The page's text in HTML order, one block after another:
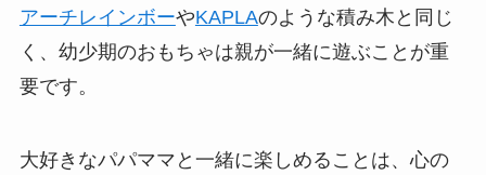
アーチレインボーやKAPLAのような積み木と同じ
く、幼少期のおもちゃは親が一緒に遊ぶことが重
要です。
大好きなパパママと一緒に楽しめることは、心の